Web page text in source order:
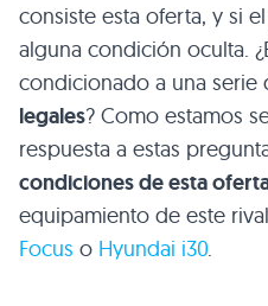
consiste esta oferta, y si
alguna condición oculta.
condicionado a una serie
legales? Como estamos
respuesta a estas
condiciones de esta
equipamiento de este
Focus o Hyundai i30